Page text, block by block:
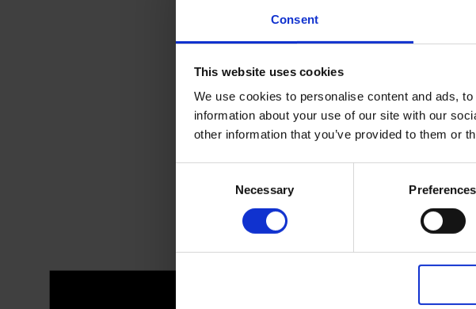
Consent
This website uses cookies
We use cookies to personalise content and ads,
information about your use of our site with our
other information that you’ve provided to them or
Necessary Preferences